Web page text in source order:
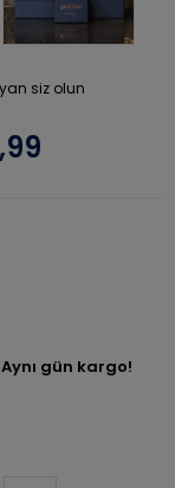
siz olun
Aynı gün kargo!